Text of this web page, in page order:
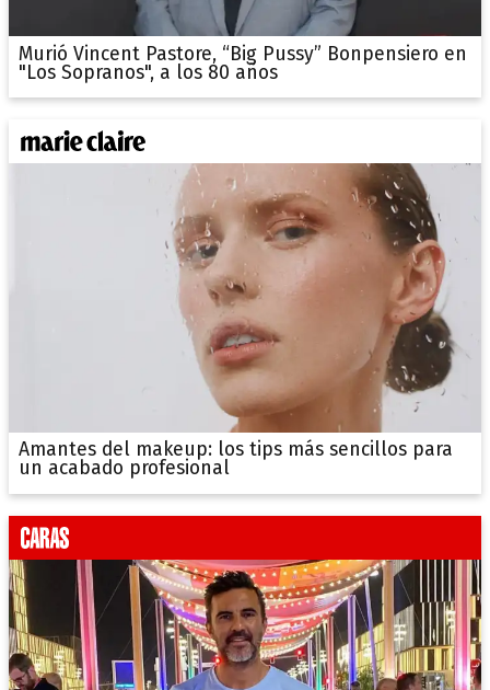
Murió Vincent Pastore, “Big Pussy” Bonpensiero en
"Los Sopranos", a los 80 años
Amantes del makeup: los tips más sencillos para
un acabado profesional